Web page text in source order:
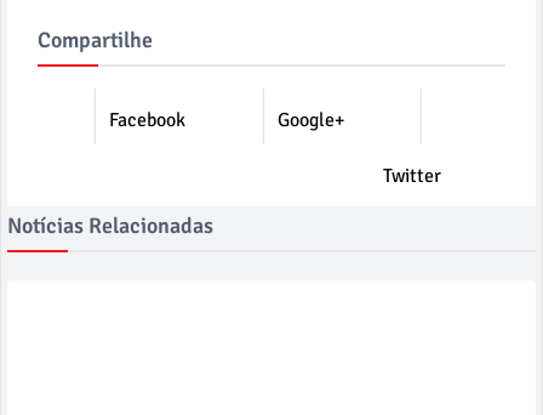
Compartilhe
Facebook Google+
Twitter
Notícias Relacionadas